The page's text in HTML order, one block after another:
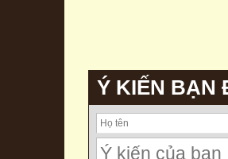
Ý KIẾN BẠN